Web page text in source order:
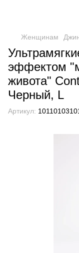
Женщинам
эффектом
живота"
Черный, L
Артикул: